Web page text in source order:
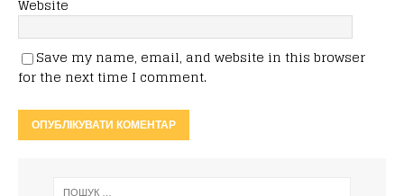
Website
Save my name, email, and website in this browser
for the next time I comment.